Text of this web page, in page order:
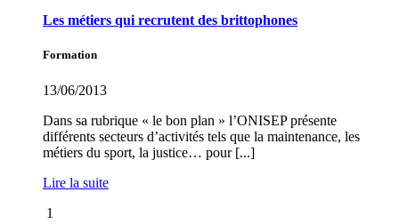
Les métiers qui recrutent des brittophones
Formation
13/06/2013
Dans sa rubrique « le bon plan » l’ONISEP présente
différents secteurs d’activités tels que la maintenance, les
métiers du sport, la justice… pour [...]
Lire la suite
1